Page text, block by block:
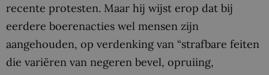
recente protesten. Maar hij wijst erop dat bij
eerdere boerenacties wel mensen zijn
aangehouden, op verdenking van “strafbare feiten
die variëren van negeren bevel, opruiing,